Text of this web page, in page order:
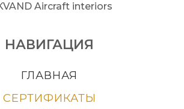
Aircraft interiors
НАВИГАЦИЯ
ГЛАВНАЯ
СЕРТИФИКАТЫ